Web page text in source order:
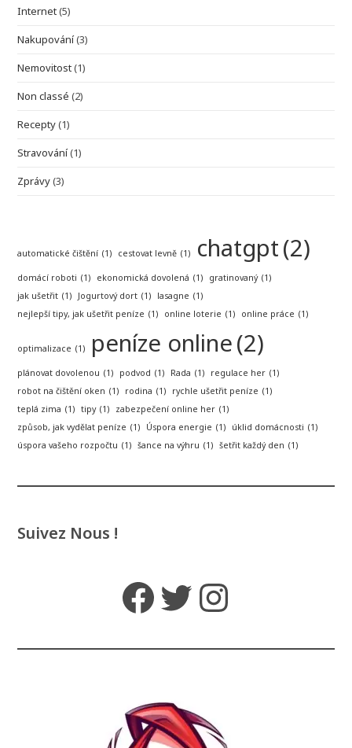
Internet(5)
Nakupování(3)
Nemovitost(1)
Non classé (2)
Recepty(1)
Stravování(1)
Zprávy(3)
automatické čištění (1) cestovat levně (1) chatgpt(2)
domácí roboti (1) ekonomická dovolená (1) gratinovaný (1)
jak ušetřit (1) Jogurtový dort (1) lasagne (1)
nejlepší tipy, jak ušetřit peníze (1) online loterie (1) online práce (1)
optimalizace (1) peníze online(2)
plánovat dovolenou (1) podvod (1) Rada (1) regulace her (1)
robot na čištění oken (1) rodina (1) rychle ušetřit peníze (1)
teplá zima (1) tipy (1) zabezpečení online her (1)
způsob, jak vydělat peníze (1) Úspora energie (1) úklid domácnosti (1)
úspora vašeho rozpočtu (1) šance na výhru (1) šetřit každý den (1)
Suivez Nous !